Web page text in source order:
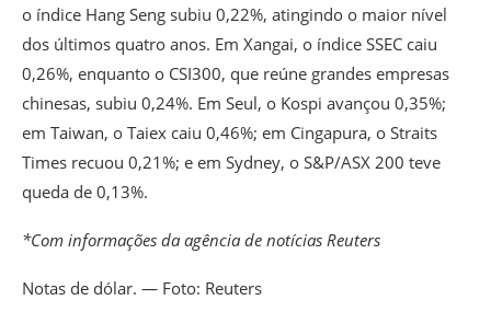
o índice Hang Seng subiu 0,22%, atingindo o maior nível
dos últimos quatro anos. Em Xangai, o índice SSEC caiu
0,26%, enquanto o CSI300, que reúne grandes empresas
chinesas, subiu 0,24%. Em Seul, o Kospi avançou 0,35%;
em Taiwan, o Taiex caiu 0,46%; em Cingapura, o Straits
Times recuou 0,21%; e em Sydney, o S&P/ASX 200 teve
queda de 0,13%.
*Com informações da agência de notícias Reuters
Notas de dólar. — Foto: Reuters